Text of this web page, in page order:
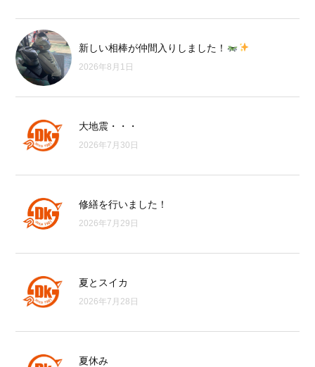
新しい相棒が仲間入りしました！
2026年8月1日
大地震・・・
2026年7月30日
修繕を行いました！
2026年7月29日
夏とスイカ
2026年7月28日
夏休み